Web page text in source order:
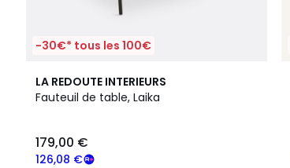
-30€* tous les 100€
LA REDOUTE INTERIEURS
Fauteuil de table, Laika
€
souscrivez
126,08 €
179,00 €
4,6
/ 5
2
Couleurs